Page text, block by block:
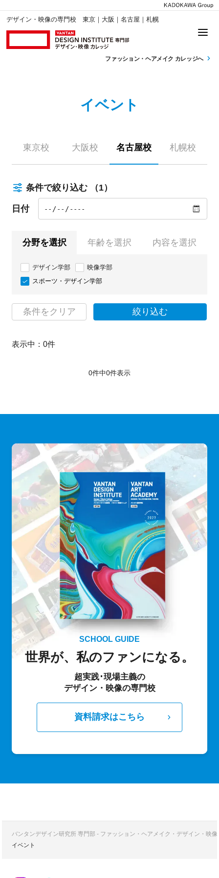
デザイン・映像の専門校 東京｜大阪｜名古屋｜札幌
ファッション・ ヘアメイク カレッジへ
イベント
東京校 大阪校 名古屋校 札幌校
条件で絞り込む （1）
日付
分野を選択 年齢を選択 内容を選択
デザイン学部
映像学部
スポーツ・デザイン学部
条件をクリア 絞り込む
表示中： 0件
0件中0件表示
SCHOOL GUIDE
世界が、私のファンになる。
超実践･現場主義の
デザイン・映像の専門校
資料請求はこちら
バンタンデザイン研究所 専門部 - ファッション・ヘアメイク・デザイン・映
イベント